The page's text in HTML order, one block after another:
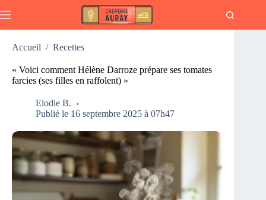
au
Accueil / Recettes
« Voici comment Hélène Darroze prépare ses tomates
farcies (ses filles en raffolent) »
Elodie B.
Publié le 16 septembre 2025 à 07h47